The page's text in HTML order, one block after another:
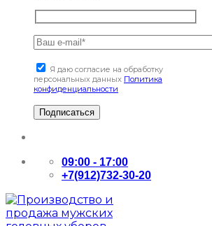
Я даю согласие на обработку
персональных данных Политика
конфиденциальности
09:00 - 17:00
+7(912)732-30-20